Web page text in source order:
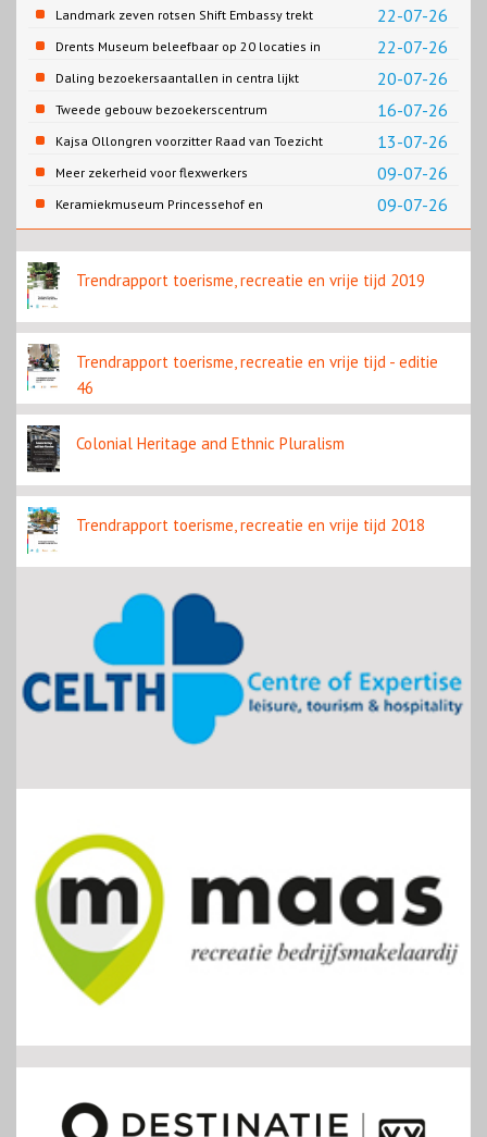
Biesbosch MuseumEiland
22-07-26
Landmark zeven rotsen Shift Embassy trekt
naar verwachting honderdduizenden
22-07-26
Drents Museum beleefbaar op 20 locaties in
Drenthe
20-07-26
Daling bezoekersaantallen in centra lijkt
gestopt
16-07-26
Tweede gebouw bezoekerscentrum
Loevestein dichterbij
13-07-26
Kajsa Ollongren voorzitter Raad van Toezicht
Rijksmuseum
09-07-26
Meer zekerheid voor flexwerkers
09-07-26
Keramiekmuseum Princessehof en
Slavernijmuseum werken samen in
koffietentoonstelling
Trendrapport toerisme, recreatie en vrije tijd 2019
Trendrapport toerisme, recreatie en vrije tijd - editie
46
Colonial Heritage and Ethnic Pluralism
Trendrapport toerisme, recreatie en vrije tijd 2018